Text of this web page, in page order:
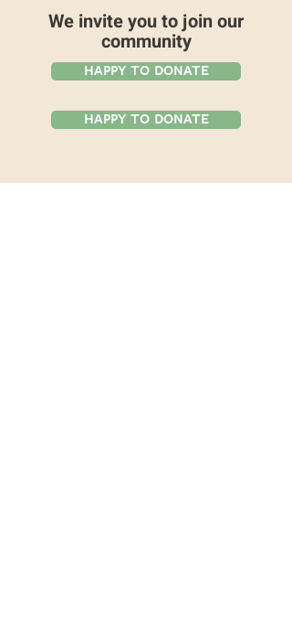
We invite you to join our
community
Happy To Donate
Happy To Donate